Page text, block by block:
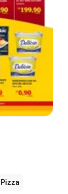
Pizza